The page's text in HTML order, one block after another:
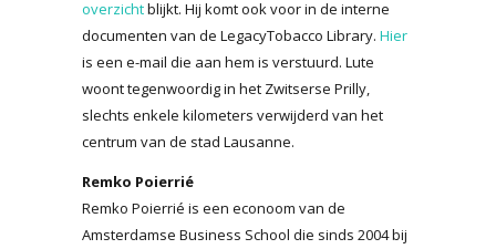
overzichtblijkt. Hij komt ook voor in de interne
documenten van de LegacyTobacco Library. Hier
is een e-mail die aan hem is verstuurd. Lute
woont tegenwoordig in het Zwitserse Prilly,
slechts enkele kilometers verwijderd van het
centrum van de stad Lausanne.
Remko Poierrié
Remko Poierrié is een econoom van de
Amsterdamse Business School die sinds 2004 bij